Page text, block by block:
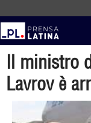
Il ministro
Lavrov è